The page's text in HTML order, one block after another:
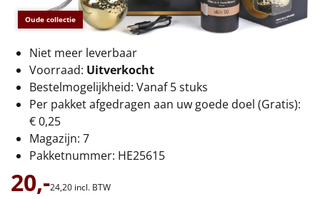
€100 en hoger
Alle kerstpakketten 2026
Thema
Origineel
Rituals
Luxe
Oude collectie
Niet meer leverbaar
Voorraad: Uitverkocht
Bestelmogelijkheid: Vanaf 5 stuks
Per pakket afgedragen aan uw goede doel (Gratis):
€ 0,25
Magazijn: 7
Pakketnummer: HE25615
20,-24,20 incl. BTW